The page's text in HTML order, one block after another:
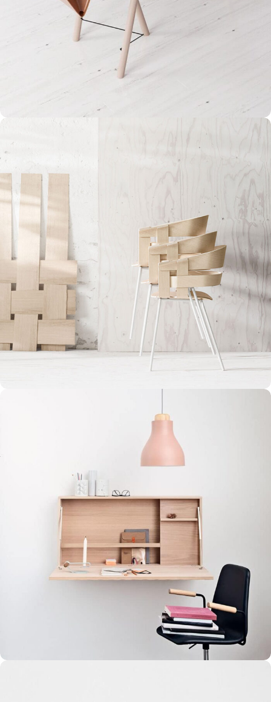
Et vestibulum quis a suspendisse